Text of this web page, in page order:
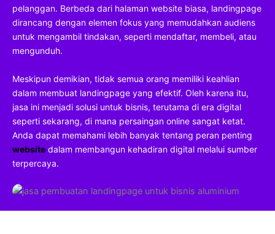
pelanggan. Berbeda dari halaman website biasa, landingpage
dirancang dengan elemen fokus yang memudahkan audiens
untuk mengambil tindakan, seperti mendaftar, membeli, atau
mengunduh.
Meskipun demikian, tidak semua orang memiliki keahlian
dalam membuat landingpage yang efektif. Oleh karena itu,
jasa ini menjadi solusi untuk bisnis, terutama di era digital
seperti sekarang, di mana persaingan online sangat ketat.
Anda dapat memahami lebih banyak tentang peran penting
website dalam membangun kehadiran digital melalui sumber
terpercaya.